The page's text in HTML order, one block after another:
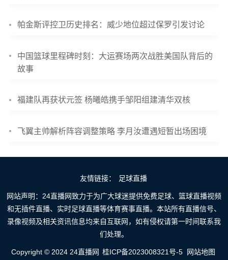
帕金斯评控卫历史排名：威少地位超过保罗引发讨论
中国篮球里程碑时刻：大运赛场两次战胜美国队背后的
故事
福建队再获状元签 杨曦皓携手邹阳组建清华双核
飞翼主帅解析阵容调整策略 李月汝遭遇短暂出场困境
友情链接： 足球直播
网站声明：24直播网致力于为广大球迷提供免费足球、篮球直播视频
和无插件直播、实时足球直播等体育赛事直播。本站所有直播信号、
录像视频及相关资讯信息均来自互联网，如有侵权请第一时间联系我
们处理。
Copyright © 2024 24直播网 桂ICP备2023008321号-5 网站地图